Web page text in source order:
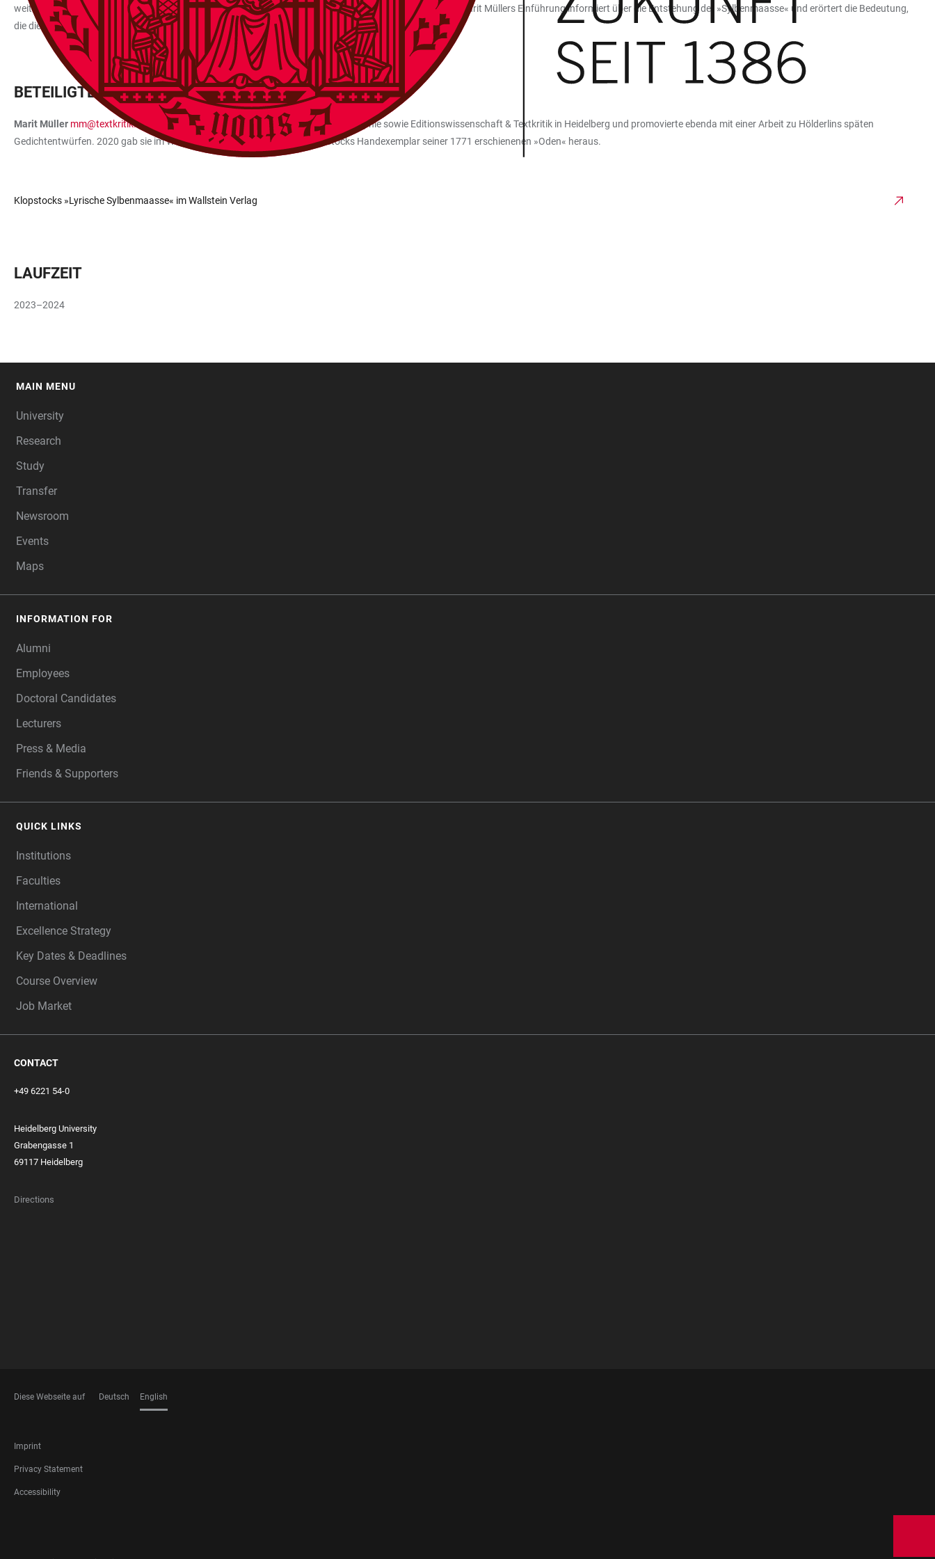
weiterer, in den engeren Kontext gehörender Drucke von »Fragmente[n] aus dem XXten Ges. des Mess.« Marit Müllers Einführung informiert über die Entstehung der »Sylbenmaasse« und erörtert die Bedeutung,
die dieses außergewöhnliche Dokument des Klopstock’schen Erfindungsgeistes in seinem Werk hat.
BETEILIGTE PERSONEN
Marit Müller mm@textkritik.de
, geb. 1989, studierte Germanistik und Philosophie sowie Editionswissenschaft & Textkritik in Heidelberg und promovierte ebenda mit einer Arbeit zu Hölderlins späten
Gedichtentwürfen. 2020 gab sie im Wallstein Verlag eine Edition von Klopstocks Handexemplar seiner 1771 erschienenen »Oden« heraus.
Klopstocks »Lyrische Sylbenmaasse« im Wallstein Verlag
LAUFZEIT
2023–2024
MAIN MENU
University
Research
Study
Transfer
Newsroom
Events
Maps
INFORMATION FOR
Alumni
Employees
Doctoral Candidates
Lecturers
Press & Media
Friends & Supporters
QUICK LINKS
Institutions
Faculties
International
Excellence Strategy
Key Dates & Deadlines
Course Overview
Job Market
CONTACT
+49 6221 54-0
Heidelberg University
Grabengasse 1
69117 Heidelberg
Directions
Diese Webseite auf Deutsch English
FOOTER
LEGAL
Imprint
Privacy Statement
Accessibility